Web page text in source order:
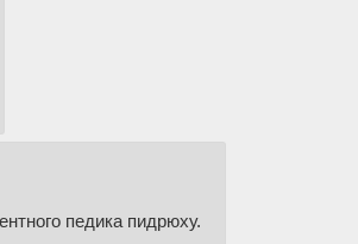
педика пидрюху.